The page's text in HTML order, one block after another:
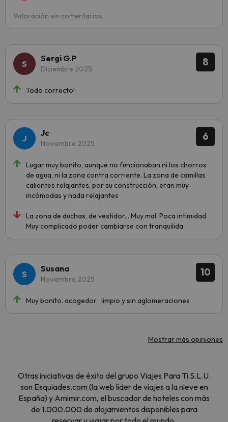
Valoración sin comentarios
8
Sergi G.P
Diciembre 2025
Todo correcto!
6
Jc
Noviembre 2025
Lugar muy bonito, aunque no funcionaban ni los chorros
de agua, ni la zona contra corriente. La zona de camillas
calientes relajantes, por su construcción, eran muy
incómodas y nada relajantes
La zona de duchas, de vestidor... Muy mal. Poca intimidad.
Muy complicado poder cambiarse con tranquilida
10
Susana
Noviembre 2025
Muy bonito. acogedor , limpio y sin aglomeraciones
Mostrar más opiniones
Otras iniciativas de éxito del grupo Viajes Para Ti S.L.U.
son Esquiades.com (la web líder de viajes a la nieve en
España) y Amimir.com, el buscador de hoteles con más
de 1.000.000 de alojamientos disponibles para